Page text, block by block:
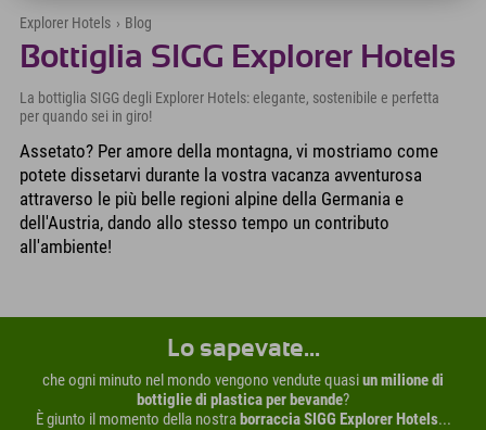
Explorer Hotels › Blog
Bottiglia SIGG Explorer Hotels
La bottiglia SIGG degli Explorer Hotels: elegante, sostenibile e perfetta
per quando sei in giro!
Assetato? Per amore della montagna, vi mostriamo come
potete dissetarvi durante la vostra vacanza avventurosa
attraverso le più belle regioni alpine della Germania e
dell'Austria, dando allo stesso tempo un contributo
all'ambiente!
Lo sapevate...
che ogni minuto nel mondo vengono vendute quasiun milione di
bottiglie di plastica per bevande?
È giunto il momento della nostraborraccia SIGG Explorer Hotels...